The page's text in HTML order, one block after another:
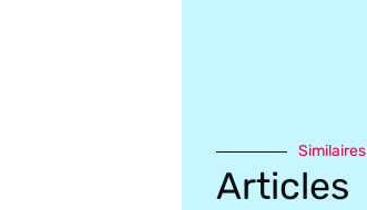
Similaires
Articles